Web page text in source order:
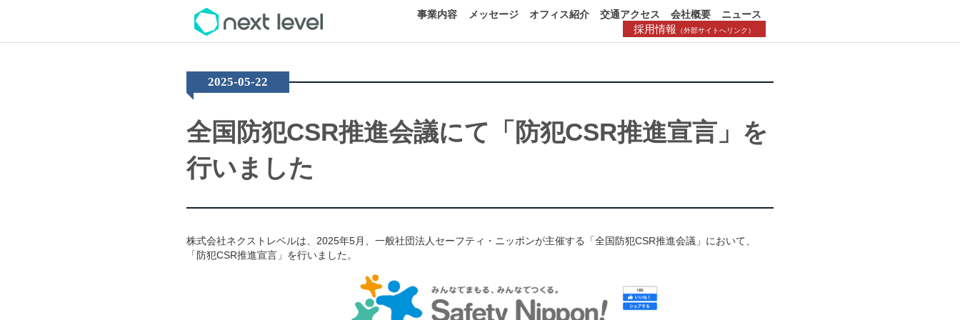
事業内容 メッセージ オフィス紹介 交通アクセス 会社概要 ニュース
採用情報 （外部サイトへリンク）
2025-05-22
全国防犯CSR推進会議にて「防犯CSR推進宣言」を
行いました
株式会社ネクストレベルは、2025年5月、一般社団法人セーフティ・ニッポンが主催する「全国防犯CSR推進会議」において、
「防犯CSR推進宣言」を行いました。